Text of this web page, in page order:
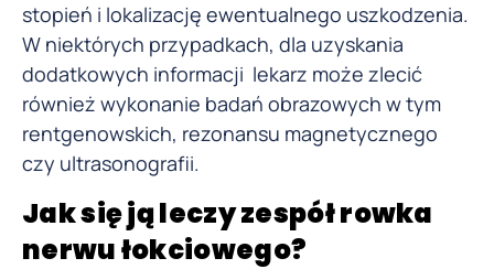
stopień i lokalizację ewentualnego uszkodzenia.
W niektórych przypadkach, dla uzyskania
dodatkowych informacji lekarz może zlecić
również wykonanie badań obrazowych w tym
rentgenowskich, rezonansu magnetycznego
czy ultrasonografii.
Jak się ją leczy zespół rowka
nerwu łokciowego?